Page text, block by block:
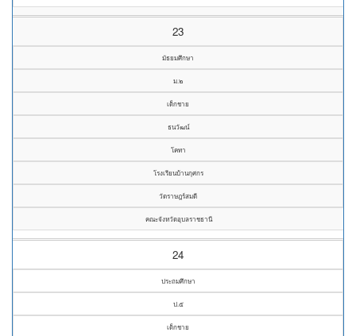
23
มัธยมศึกษา
ม.๒
เด็กชาย
ธนวัฒน์
โคทา
โรงเรียนบ้านกุศกร
วัดราษฎร์สมดี
คณะจังหวัดอุบลราชธานี
24
ประถมศึกษา
ป.๕
เด็กชาย